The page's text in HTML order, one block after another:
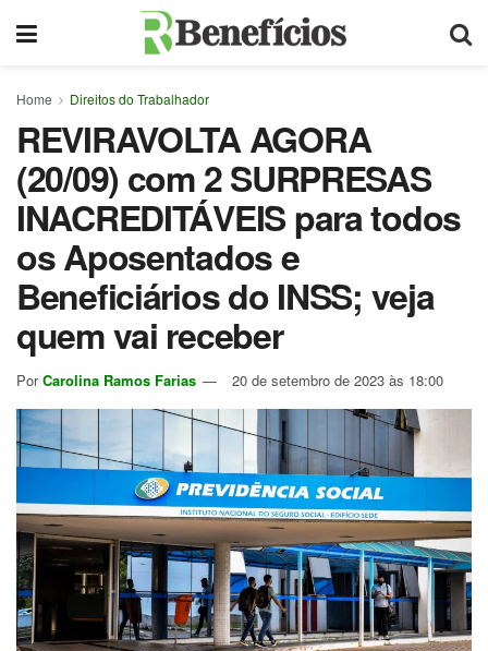
Home Direitos do Trabalhador
REVIRAVOLTA AGORA
(20/09) com 2 SURPRESAS
INACREDITÁVEIS para todos
os Aposentados e
Beneficiários do INSS; veja
quem vai receber
Por Carolina Ramos Farias 20 de setembro de 2023 às 18:00